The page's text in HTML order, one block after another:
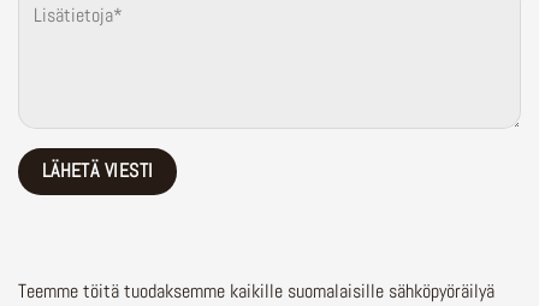
Teemme töitä tuodaksemme kaikille suomalaisille sähköpyöräilyä